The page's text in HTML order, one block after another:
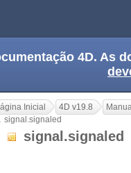
4D. As
Inicial 4D v19.8
signal.signaled
signal.signaled